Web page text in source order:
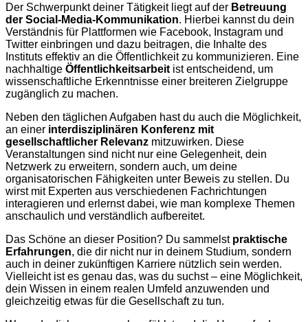
Der Schwerpunkt deiner Tätigkeit liegt auf der Betreuung
der Social-Media-Kommunikation. Hierbei kannst du dein
Verständnis für Plattformen wie Facebook, Instagram und
Twitter einbringen und dazu beitragen, die Inhalte des
Instituts effektiv an die Öffentlichkeit zu kommunizieren. Eine
nachhaltige Öffentlichkeitsarbeit ist entscheidend, um
wissenschaftliche Erkenntnisse einer breiteren Zielgruppe
zugänglich zu machen.
Neben den täglichen Aufgaben hast du auch die Möglichkeit,
an einer interdisziplinären Konferenz mit
gesellschaftlicher Relevanz mitzuwirken. Diese
Veranstaltungen sind nicht nur eine Gelegenheit, dein
Netzwerk zu erweitern, sondern auch, um deine
organisatorischen Fähigkeiten unter Beweis zu stellen. Du
wirst mit Experten aus verschiedenen Fachrichtungen
interagieren und erlernst dabei, wie man komplexe Themen
anschaulich und verständlich aufbereitet.
Das Schöne an dieser Position? Du sammelst praktische
Erfahrungen, die dir nicht nur in deinem Studium, sondern
auch in deiner zukünftigen Karriere nützlich sein werden.
Vielleicht ist es genau das, was du suchst – eine Möglichkeit,
dein Wissen in einem realen Umfeld anzuwenden und
gleichzeitig etwas für die Gesellschaft zu tun.